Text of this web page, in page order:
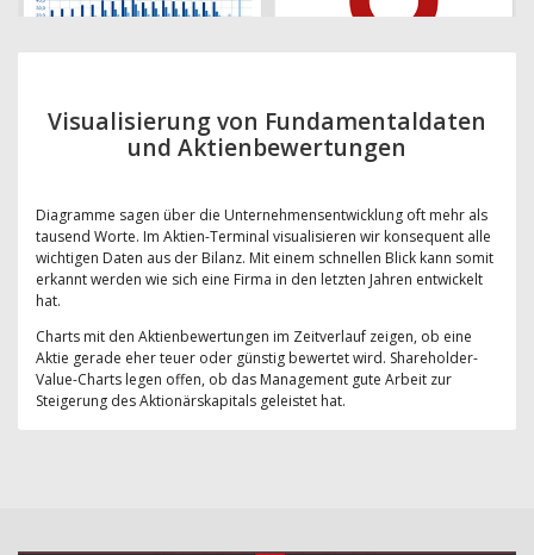
Visualisierung von Fundamentaldaten
und Aktienbewertungen
Diagramme sagen über die Unternehmensentwicklung oft mehr als
tausend Worte. Im Aktien-Terminal visualisieren wir konsequent alle
wichtigen Daten aus der Bilanz. Mit einem schnellen Blick kann somit
erkannt werden wie sich eine Firma in den letzten Jahren entwickelt
hat.
Charts mit den Aktienbewertungen im Zeitverlauf zeigen, ob eine
Aktie gerade eher teuer oder günstig bewertet wird. Shareholder-
Value-Charts legen offen, ob das Management gute Arbeit zur
Steigerung des Aktionärskapitals geleistet hat.